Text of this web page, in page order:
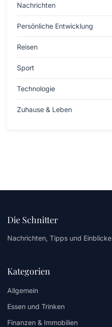
Nachrichten
Persönliche Entwicklung
Reisen
Sport
Technologie
Zuhause & Leben
Die Schnitter
Nachrichten, Tipps und Einblicke
Kategorien
Allgemein
Essen und Trinken
Finanzen & Immobilien